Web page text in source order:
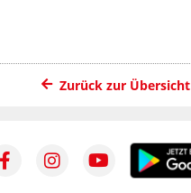
Zurück zur Übersicht